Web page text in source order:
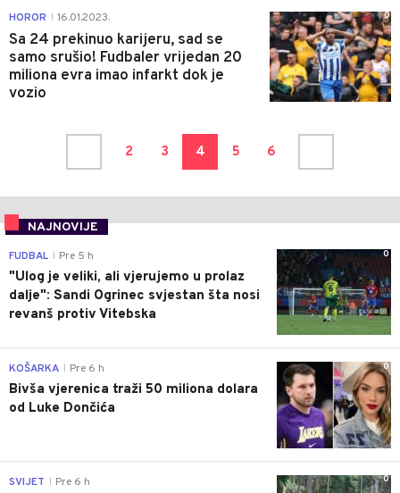
HOROR 16.01.2023.
Sa 24 prekinuo karijeru, sad se
samo srušio! Fudbaler vrijedan 20
miliona evra imao infarkt dok je
vozio
0
2 3 4 5 6
NAJNOVIJE
0
FUDBAL Pre 5 h
"Ulog je veliki, ali vjerujemo u prolaz
dalje": Sandi Ogrinec svjestan šta nosi
revanš protiv Vitebska
0
KOŠARKA Pre 6 h
Bivša vjerenica traži 50 miliona dolara
od Luke Dončića
0
SVIJET Pre 6 h